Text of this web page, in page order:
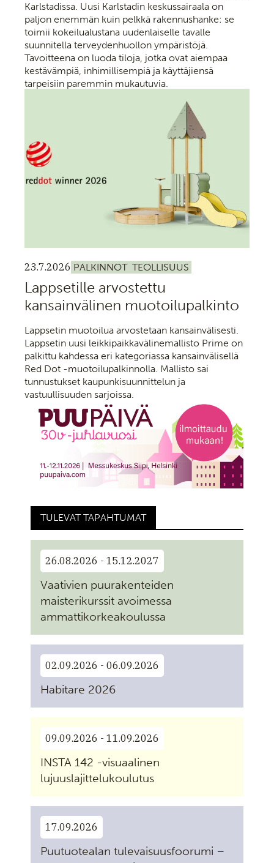
Karlstadissa. Uusi Karlstadin keskussairaala on
paljon enemmän kuin pelkkä rakennushanke: se
toimii kokeilualustana uudenlaiselle tavalle
suunnitella terveydenhuollon ympäristöjä.
Tavoitteena on luoda tiloja, jotka ovat aiempaa
kestävämpiä, inhimillisempiä ja käyttäjiensä
tarpeisiin paremmin mukautuvia.
23.7.2026 PALKINNOT TEOLLISUUS
Lappsetille arvostettu
kansainvälinen muotoilupalkinto
Lappsetin muotoilua arvostetaan kansainvälisesti.
Lappsetin uusi leikkipaikkavälinemallisto Prime on
palkittu kahdessa eri kategoriassa kansainvälisellä
Red Dot -muotoilupalkinnolla. Mallisto sai
tunnustukset kaupunkisuunnittelun ja
vastuullisuuden sarjoissa.
TULEVAT TAPAHTUMAT
26.08.2026 - 15.12.2027
Vaativien puurakenteiden
maisterikurssit avoimessa
ammattikorkeakoulussa
02.09.2026 - 06.09.2026
Habitare 2026
09.09.2026 - 11.09.2026
INSTA 142 -visuaalinen
lujuuslajittelukoulutus
17.09.2026
Puutuotealan tulevaisuusfoorumi –